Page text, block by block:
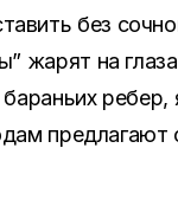
без
жарят на
ребер,